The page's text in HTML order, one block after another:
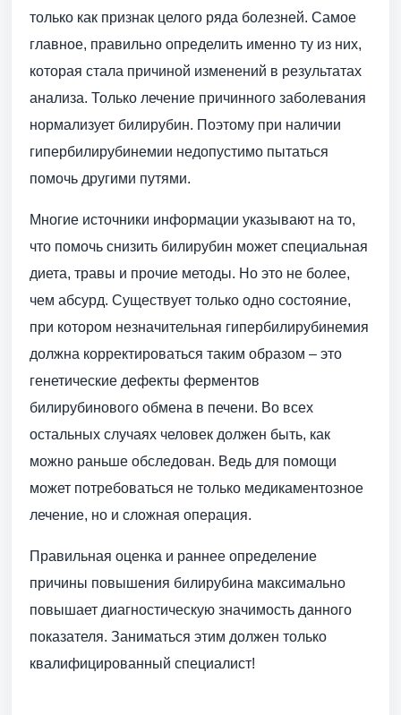
только как признак целого ряда болезней. Самое
главное, правильно определить именно ту из них,
которая стала причиной изменений в результатах
анализа. Только лечение причинного заболевания
нормализует билирубин. Поэтому при наличии
гипербилирубинемии недопустимо пытаться
помочь другими путями.
Многие источники информации указывают на то,
что помочь снизить билирубин может специальная
диета, травы и прочие методы. Но это не более,
чем абсурд. Существует только одно состояние,
при котором незначительная гипербилирубинемия
должна корректироваться таким образом – это
генетические дефекты ферментов
билирубинового обмена в печени. Во всех
остальных случаях человек должен быть, как
можно раньше обследован. Ведь для помощи
может потребоваться не только медикаментозное
лечение, но и сложная операция.
Правильная оценка и раннее определение
причины повышения билирубина максимально
повышает диагностическую значимость данного
показателя. Заниматься этим должен только
квалифицированный специалист!